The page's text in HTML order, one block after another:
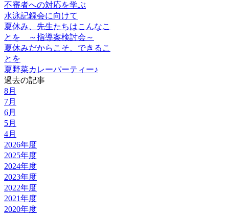
不審者への対応を学ぶ
水泳記録会に向けて
夏休み、先生たちはこんなこ
とを ～指導案検討会～
夏休みだからこそ、できるこ
とを
夏野菜カレーパーティー♪
過去の記事
8月
7月
6月
5月
4月
2026年度
2025年度
2024年度
2023年度
2022年度
2021年度
2020年度